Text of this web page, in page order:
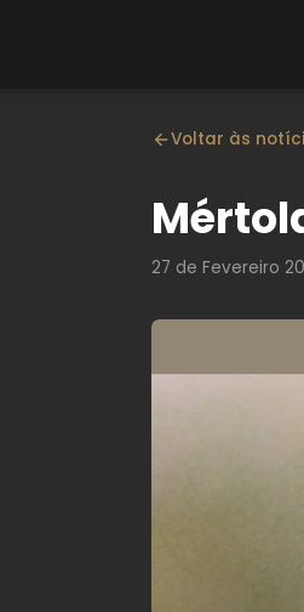
Voltar às
27 de Fevereiro